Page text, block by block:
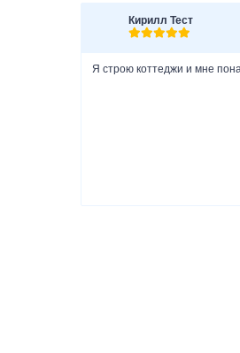
Кирилл Тест
Я строю коттеджи и мне